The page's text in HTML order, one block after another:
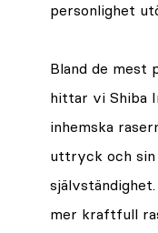
personlighet
Bland de mest
hittar vi Shiba
inhemska
uttryck och sin
mer kraftfull